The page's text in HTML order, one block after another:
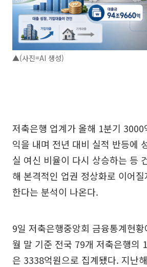
▲(사진=AI 생성)
저축은행 업계가 올해 1분기 3000
익을 내며 전년 대비 실적 반등에
실 여신 비율이 다시 상승하는 등
해 본격적인 업권 정상화로 이어
한다는 분석이 나온다.
9일 저축은행중앙회 금융통계현
월 말 기준 전국 79개 저축은행의
은 3338억원으로 집계됐다. 지난